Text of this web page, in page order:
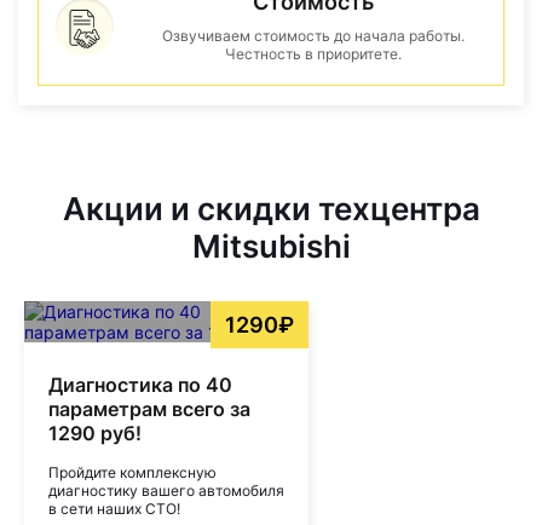
Озвучиваем стоимость до начала работы.
Честность в приоритете.
Акции и скидки техцентра
Mitsubishi
1290₽
Диагностика по 40
параметрам всего за
1290 руб!
Пройдите комплексную
диагностику вашего автомобиля
в сети наших СТО!